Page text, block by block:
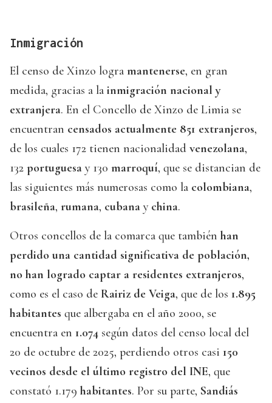
Inmigración
El censo de Xinzo logra mantenerse, en gran
medida, gracias a la inmigración nacional y
extranjera. En el Concello de Xinzo de Limia se
encuentran censados actualmente 851 extranjeros,
de los cuales 172 tienen nacionalidad venezolana,
132 portuguesa y 130 marroquí, que se distancian de
las siguientes más numerosas como la colombiana,
brasileña, rumana, cubana y china.
Otros concellos de la comarca que también han
perdido una cantidad significativa de población,
no han logrado captar a residentes extranjeros,
como es el caso de Rairiz de Veiga, que de los 1.895
habitantes que albergaba en el año 2000, se
encuentra en 1.074 según datos del censo local del
20 de octubre de 2025, perdiendo otros casi 150
vecinos desde el último registro del INE, que
constató 1.179 habitantes. Por su parte, Sandiás